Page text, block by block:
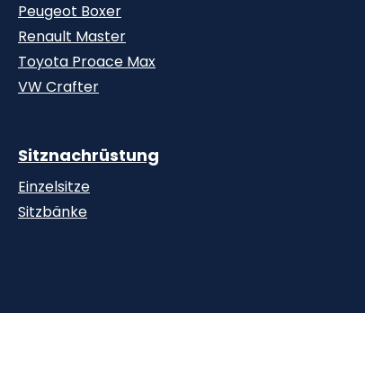
Peugeot Boxer
Renault Master
Toyota Proace Max
VW Crafter
Sitznachrüstung
Einzelsitze
Sitzbänke